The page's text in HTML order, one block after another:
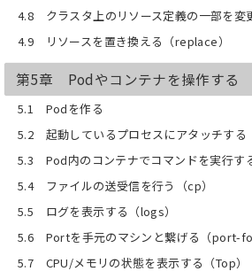
4.8 クラスタ上のリソース定義の一部を変
4.9 リソースを置き換える（replace）
第5章 Podやコンテナを操作する
5.1 Podを作る
5.2 起動しているプロセスにアタッチする
5.3 Pod内のコンテナでコマンドを実行す
5.4 ファイルの送受信を行う（cp）
5.5 ログを表示する（logs）
5.6 Portを手元のマシンと繋げる（port-
5.7 CPU/メモリの状態を表示する（Top）